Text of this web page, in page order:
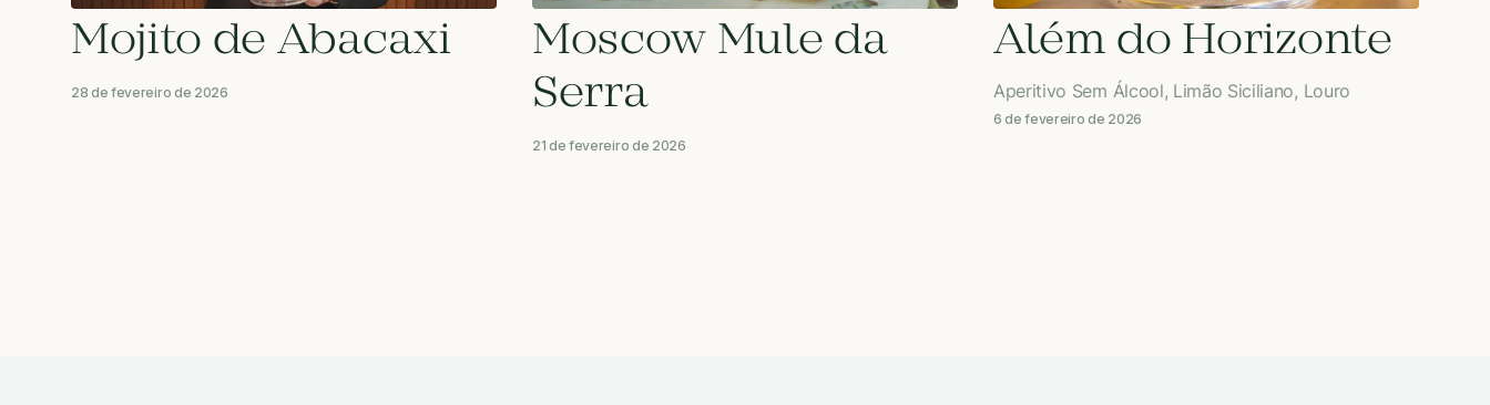
Mojito de Abacaxi
28 de fevereiro de 2026
Moscow Mule da
Serra
21 de fevereiro de 2026
Além do Horizonte
Aperitivo Sem Álcool, Limão Siciliano, Louro
6 de fevereiro de 2026